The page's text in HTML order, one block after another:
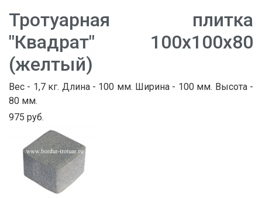
Тротуарная плитка
"Квадрат" 100х100х80
(желтый)
Вес - 1,7 кг. Длина - 100 мм. Ширина - 100 мм. Высота -
80 мм.
975 руб.